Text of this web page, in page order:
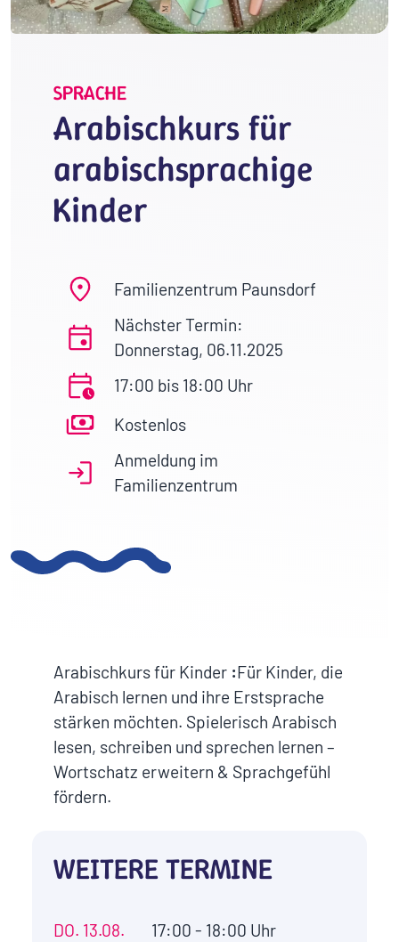
SPRACHE
Arabischkurs für
arabischsprachige
Kinder
Familienzentrum Paunsdorf
Nächster Termin:
Donnerstag, 06.11.2025
17:00 bis 18:00 Uhr
Kostenlos
Anmeldung im
Familienzentrum
Arabischkurs für Kinder :Für Kinder, die
Arabisch lernen und ihre Erstsprache
stärken möchten. Spielerisch Arabisch
lesen, schreiben und sprechen lernen –
Wortschatz erweitern & Sprachgefühl
fördern.
WEITERE TERMINE
DO. 13.08. 17:00 - 18:00 Uhr